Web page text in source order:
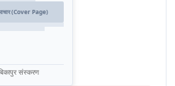
(Cover Page)
संस्करण